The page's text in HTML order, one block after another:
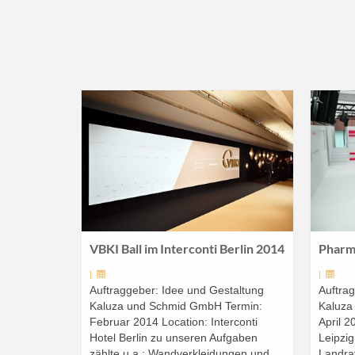
VBKI Ball im Interconti Berlin 2014
|
Auftraggeber: Idee und Gestaltung
Kaluza und Schmid GmbH Termin:
Februar 2014 Location: Interconti
Hotel Berlin zu unseren Aufgaben
|
April